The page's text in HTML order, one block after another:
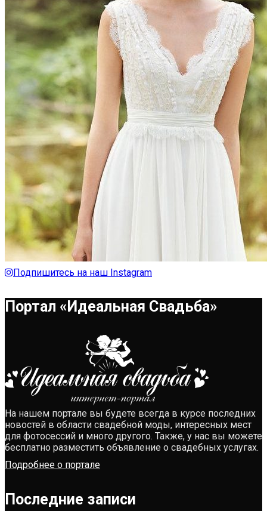
Подпишитесь на наш Instagram
Портал «Идеальная Свадьба»
На нашем портале вы будете всегда в курсе последних
новостей в области свадебной моды, интересных мест
для фотосессий и много другого. Также, у нас вы можете
бесплатно разместить объявление о свадебных услугах.
Подробнее о портале
Последние записи